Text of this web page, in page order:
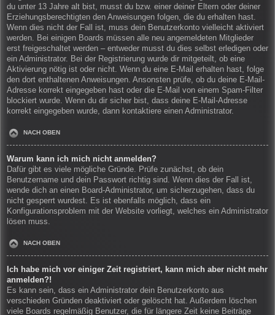
du unter 13 Jahre alt bist, musst du bzw. einer deiner Eltern oder deiner
Erziehungsberechtigten den Anweisungen folgen, die du erhalten hast.
Wenn dies nicht der Fall ist, muss dein Benutzerkonto vielleicht aktiviert
werden. Bei einigen Boards müssen alle neu angemeldeten Mitglieder
erst freigeschaltet werden – entweder musst du dies selbst erledigen oder
ein Administrator. Bei der Registrierung wurde dir mitgeteilt, ob eine
Aktivierung nötig ist oder nicht. Wenn du eine E-Mail erhalten hast, folge
den dort enthaltenen Anweisungen. Ansonsten prüfe, ob du deine E-Mail-
Adresse korrekt eingegeben hast oder die E-Mail von einem Spam-Filter
blockiert wurde. Wenn du dir sicher bist, dass deine E-Mail-Adresse
korrekt eingegeben wurde, dann kontaktiere einen Administrator.
NACH OBEN
Warum kann ich mich nicht anmelden?
Dafür gibt es viele mögliche Gründe. Prüfe zunächst, ob dein
Benutzername und dein Passwort richtig sind. Wenn dies der Fall ist,
wende dich an einen Board-Administrator, um sicherzugehen, dass du
nicht gesperrt wurdest. Es ist ebenfalls möglich, dass ein
Konfigurationsproblem mit der Website vorliegt, welches ein Administrator
lösen muss.
NACH OBEN
Ich habe mich vor einiger Zeit registriert, kann mich aber nicht mehr
anmelden?!
Es kann sein, dass ein Administrator dein Benutzerkonto aus
verschieden Gründen deaktiviert oder gelöscht hat. Außerdem löschen
viele Boards regelmäßig Benutzer, die für längere Zeit keine Beiträge